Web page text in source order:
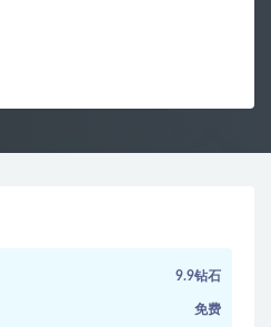
9.9钻石
免费